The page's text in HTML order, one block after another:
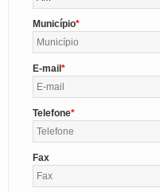
Município
E-mail
Telefone
Fax